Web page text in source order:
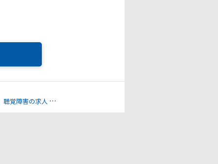
聴覚障害の求人 腎臓機能障害の求人